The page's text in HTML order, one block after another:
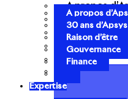
A propos
30 ans
Raison d’être
Gouvernance
Finance
A propos
30 ans d’Apsys
Raison d’être
Gouvernance
Finance
Expertise